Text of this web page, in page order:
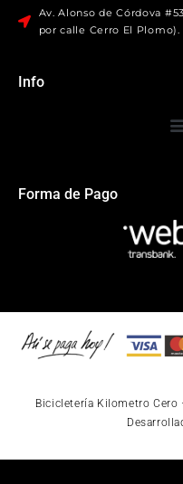
Av. Alonso de Córdova
por calle Cerro El Plomo).
Info
Forma de Pago
Bicicletería Kilometro Cero